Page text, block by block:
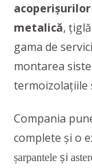
acoperișurilor
metalică, țiglă
gama de
montarea
termoizolațiile
Compania
complete și o
șarpantele și